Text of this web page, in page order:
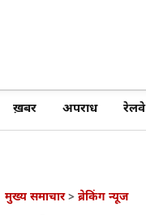
ख़बर अपराध रेलवे
मुख्य समाचार> ब्रेकिंग न्यूज